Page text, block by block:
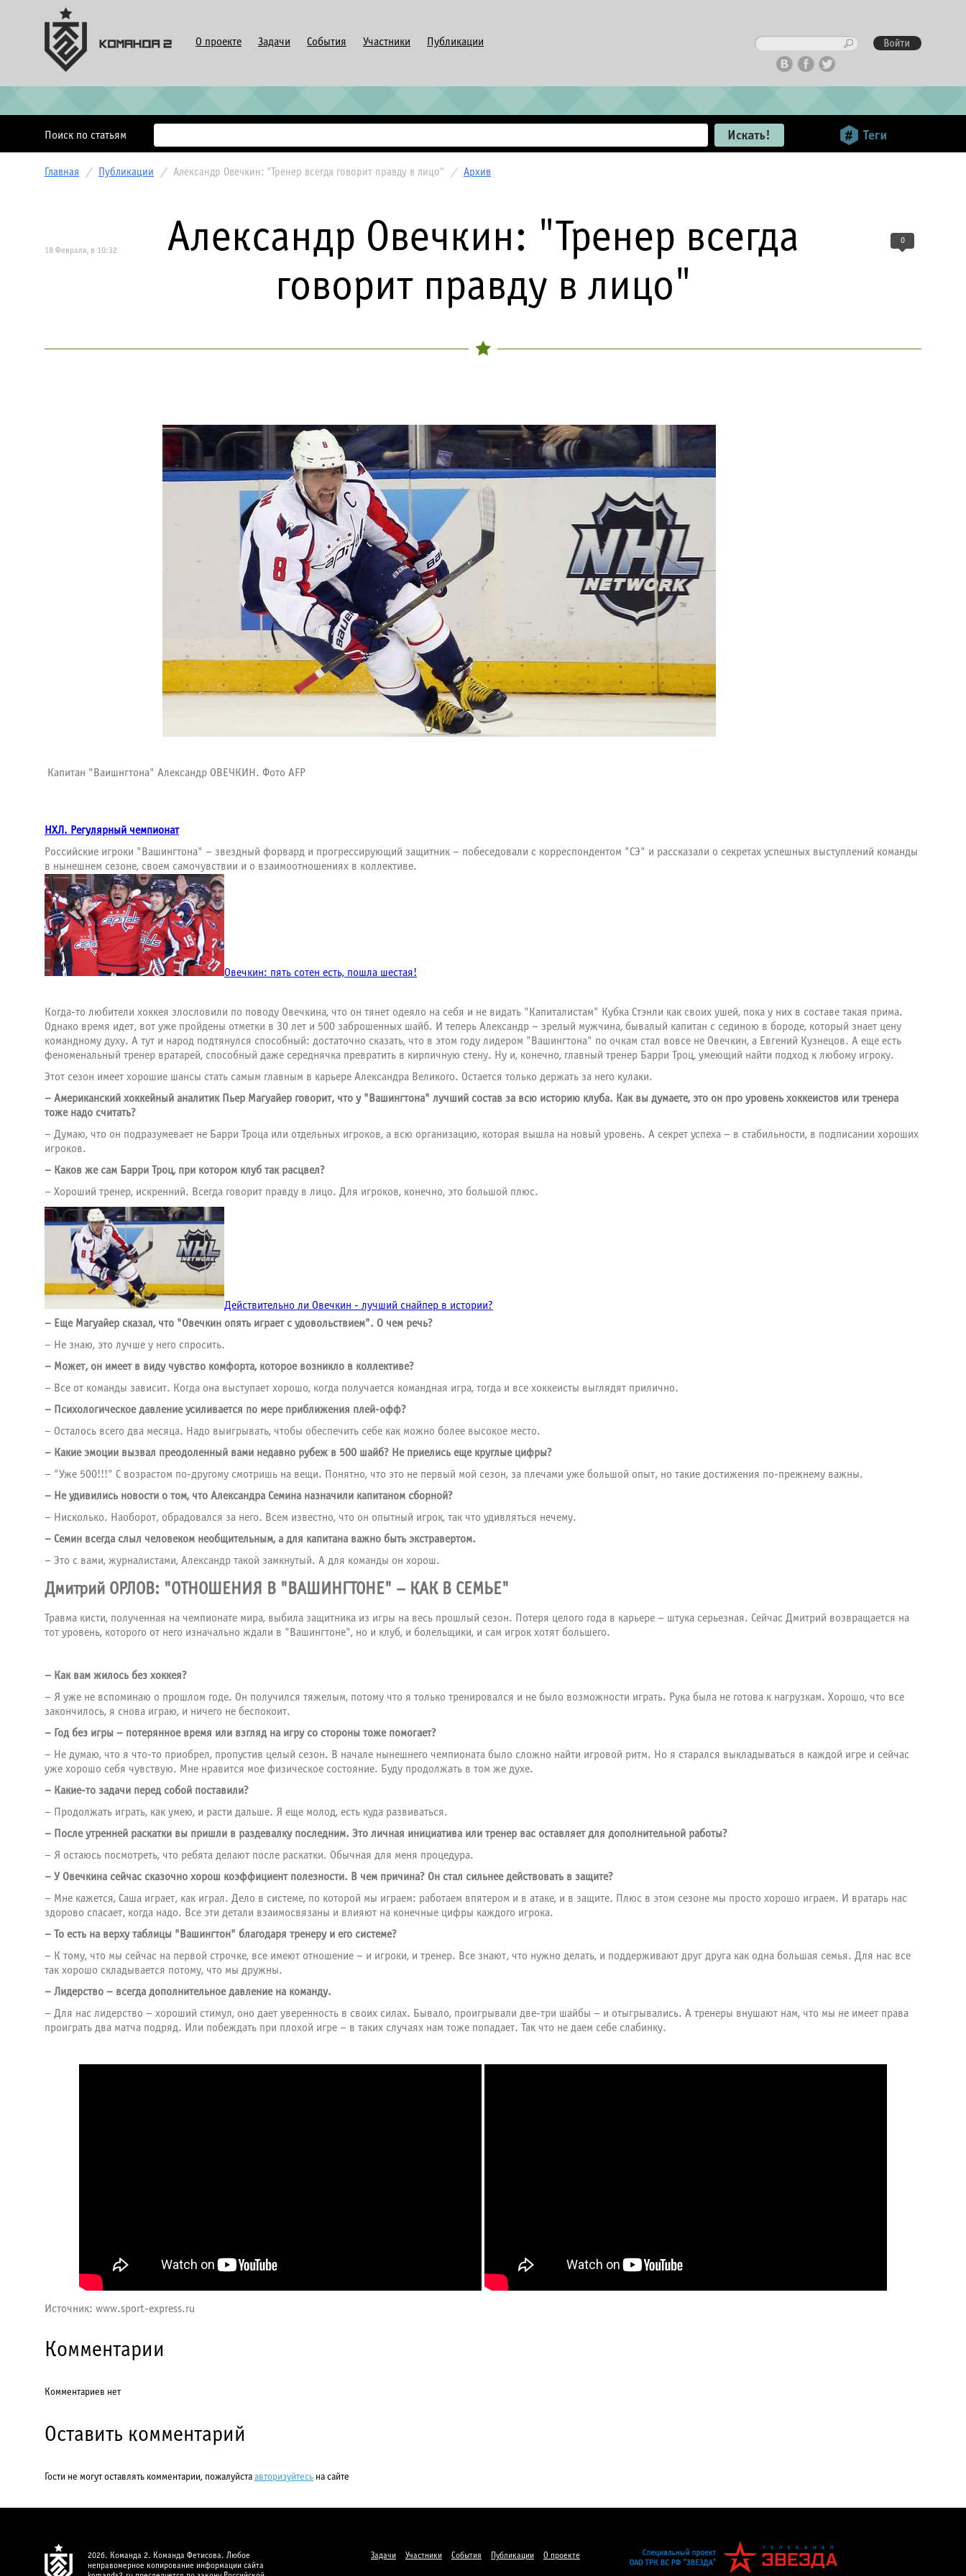
О проекте Задачи События Участники Публикации
Поиск по статьям
Главная / Публикации / Александр Овечкин: "Тренер всегда говорит правду в лицо" / Архив
18 Февраля, в 10:32
Александр Овечкин: "Тренер всегда
говорит правду в лицо"
0
Капитан "Ваишнгтона" Александр ОВЕЧКИН. Фото AFP
НХЛ. Регулярный чемпионат
Российские игроки "Вашингтона" – звездный форвард и прогрессирующий защитник – побеседовали с корреспондентом "СЭ" и рассказали о секретах успешных выступлений команды
в нынешнем сезоне, своем самочувствии и о взаимоотношениях в коллективе.
Овечкин: пять сотен есть, пошла шестая!
Когда-то любители хоккея злословили по поводу Овечкина, что он тянет одеяло на себя и не видать "Капиталистам" Кубка Стэнли как своих ушей, пока у них в составе такая прима.
Однако время идет, вот уже пройдены отметки в 30 лет и 500 заброшенных шайб. И теперь Александр – зрелый мужчина, бывалый капитан с сединою в бороде, который знает цену
командному духу. А тут и народ подтянулся способный: достаточно сказать, что в этом году лидером "Вашингтона" по очкам стал вовсе не Овечкин, а Евгений Кузнецов. А еще есть
феноменальный тренер вратарей, способный даже середнячка превратить в кирпичную стену. Ну и, конечно, главный тренер Барри Троц, умеющий найти подход к любому игроку.
Этот сезон имеет хорошие шансы стать самым главным в карьере Александра Великого. Остается только держать за него кулаки.
– Американский хоккейный аналитик Пьер Магуайер говорит, что у "Вашингтона" лучший состав за всю историю клуба. Как вы думаете, это он про уровень хоккеистов или тренера
тоже надо считать?
– Думаю, что он подразумевает не Барри Троца или отдельных игроков, а всю организацию, которая вышла на новый уровень. А секрет успеха – в стабильности, в подписании хороших
игроков.
– Каков же сам Барри Троц, при котором клуб так расцвел?
– Хороший тренер, искренний. Всегда говорит правду в лицо. Для игроков, конечно, это большой плюс.
Действительно ли Овечкин - лучший снайпер в истории?
– Еще Магуайер сказал, что "Овечкин опять играет с удовольствием". О чем речь?
– Не знаю, это лучше у него спросить.
– Может, он имеет в виду чувство комфорта, которое возникло в коллективе?
– Все от команды зависит. Когда она выступает хорошо, когда получается командная игра, тогда и все хоккеисты выглядят прилично.
– Психологическое давление усиливается по мере приближения плей-офф?
– Осталось всего два месяца. Надо выигрывать, чтобы обеспечить себе как можно более высокое место.
– Какие эмоции вызвал преодоленный вами недавно рубеж в 500 шайб? Не приелись еще круглые цифры?
– "Уже 500!!!" С возрастом по-другому смотришь на вещи. Понятно, что это не первый мой сезон, за плечами уже большой опыт, но такие достижения по-прежнему важны.
– Не удивились новости о том, что Александра Семина назначили капитаном сборной?
– Нисколько. Наоборот, обрадовался за него. Всем известно, что он опытный игрок, так что удивляться нечему.
– Семин всегда слыл человеком необщительным, а для капитана важно быть экстравертом.
– Это с вами, журналистами, Александр такой замкнутый. А для команды он хорош.
Дмитрий ОРЛОВ: "ОТНОШЕНИЯ В "ВАШИНГТОНЕ" – КАК В СЕМЬЕ"
Травма кисти, полученная на чемпионате мира, выбила защитника из игры на весь прошлый сезон. Потеря целого года в карьере – штука серьезная. Сейчас Дмитрий возвращается на
тот уровень, которого от него изначально ждали в "Вашингтоне", но и клуб, и болельщики, и сам игрок хотят большего.
– Как вам жилось без хоккея?
– Я уже не вспоминаю о прошлом годе. Он получился тяжелым, потому что я только тренировался и не было возможности играть. Рука была не готова к нагрузкам. Хорошо, что все
закончилось, я снова играю, и ничего не беспокоит.
– Год без игры – потерянное время или взгляд на игру со стороны тоже помогает?
– Не думаю, что я что-то приобрел, пропустив целый сезон. В начале нынешнего чемпионата было сложно найти игровой ритм. Но я старался выкладываться в каждой игре и сейчас
уже хорошо себя чувствую. Мне нравится мое физическое состояние. Буду продолжать в том же духе.
– Какие-то задачи перед собой поставили?
– Продолжать играть, как умею, и расти дальше. Я еще молод, есть куда развиваться.
– После утренней раскатки вы пришли в раздевалку последним. Это личная инициатива или тренер вас оставляет для дополнительной работы?
– Я остаюсь посмотреть, что ребята делают после раскатки. Обычная для меня процедура.
– У Овечкина сейчас сказочно хорош коэффициент полезности. В чем причина? Он стал сильнее действовать в защите?
– Мне кажется, Саша играет, как играл. Дело в системе, по которой мы играем: работаем впятером и в атаке, и в защите. Плюс в этом сезоне мы просто хорошо играем. И вратарь нас
здорово спасает, когда надо. Все эти детали взаимосвязаны и влияют на конечные цифры каждого игрока.
– То есть на верху таблицы "Вашингтон" благодаря тренеру и его системе?
– К тому, что мы сейчас на первой строчке, все имеют отношение – и игроки, и тренер. Все знают, что нужно делать, и поддерживают друг друга как одна большая семья. Для нас все
так хорошо складывается потому, что мы дружны.
– Лидерство – всегда дополнительное давление на команду.
– Для нас лидерство – хороший стимул, оно дает уверенность в своих силах. Бывало, проигрывали две-три шайбы – и отыгрывались. А тренеры внушают нам, что мы не имеет права
проиграть два матча подряд. Или побеждать при плохой игре – в таких случаях нам тоже попадает. Так что не даем себе слабинку.
​Источник: www.sport-express.ru
Комментарии
Комментариев нет
Оставить комментарий
Гости не могут оставлять комментарии, пожалуйста авторизуйтесь на сайте
2026. Команда 2. Команда Фетисова. Любое
неправомерное копирование информации сайта
Задачи Участники События Публикации О проекте